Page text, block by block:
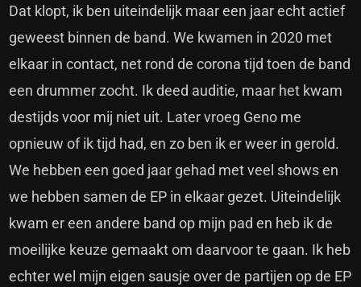
Dat klopt, ik ben uiteindelijk maar een jaar echt actief
geweest binnen de band. We kwamen in 2020 met
elkaar in contact, net rond de corona tijd toen de band
een drummer zocht. Ik deed auditie, maar het kwam
destijds voor mij niet uit. Later vroeg Geno me
opnieuw of ik tijd had, en zo ben ik er weer in gerold.
We hebben een goed jaar gehad met veel shows en
we hebben samen de EP in elkaar gezet. Uiteindelijk
kwam er een andere band op mijn pad en heb ik de
moeilijke keuze gemaakt om daarvoor te gaan. Ik heb
echter wel mijn eigen sausje over de partijen op de EP